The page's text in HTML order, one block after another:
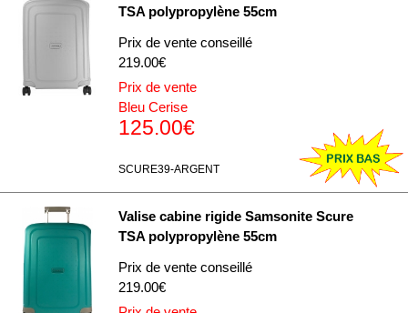
TSA polypropylène 55cm
Prix de vente conseillé
219.00€
Prix de vente
Bleu Cerise
125.00€
SCURE39-ARGENT
Valise cabine rigide Samsonite Scure
TSA polypropylène 55cm
Prix de vente conseillé
219.00€